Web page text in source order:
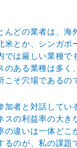
んどの業者は、海
米とか、シンガポ
では厳しい業種で
のある業種は多く
こそ穴場であるの
加者と対話してい
スの利益率の大き
の違いは一体どこ
のが、私の課題